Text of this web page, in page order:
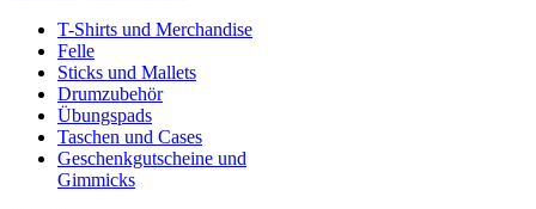
T-Shirts und Merchandise
Felle
Sticks und Mallets
Drumzubehör
Übungspads
Taschen und Cases
Geschenkgutscheine und
Gimmicks